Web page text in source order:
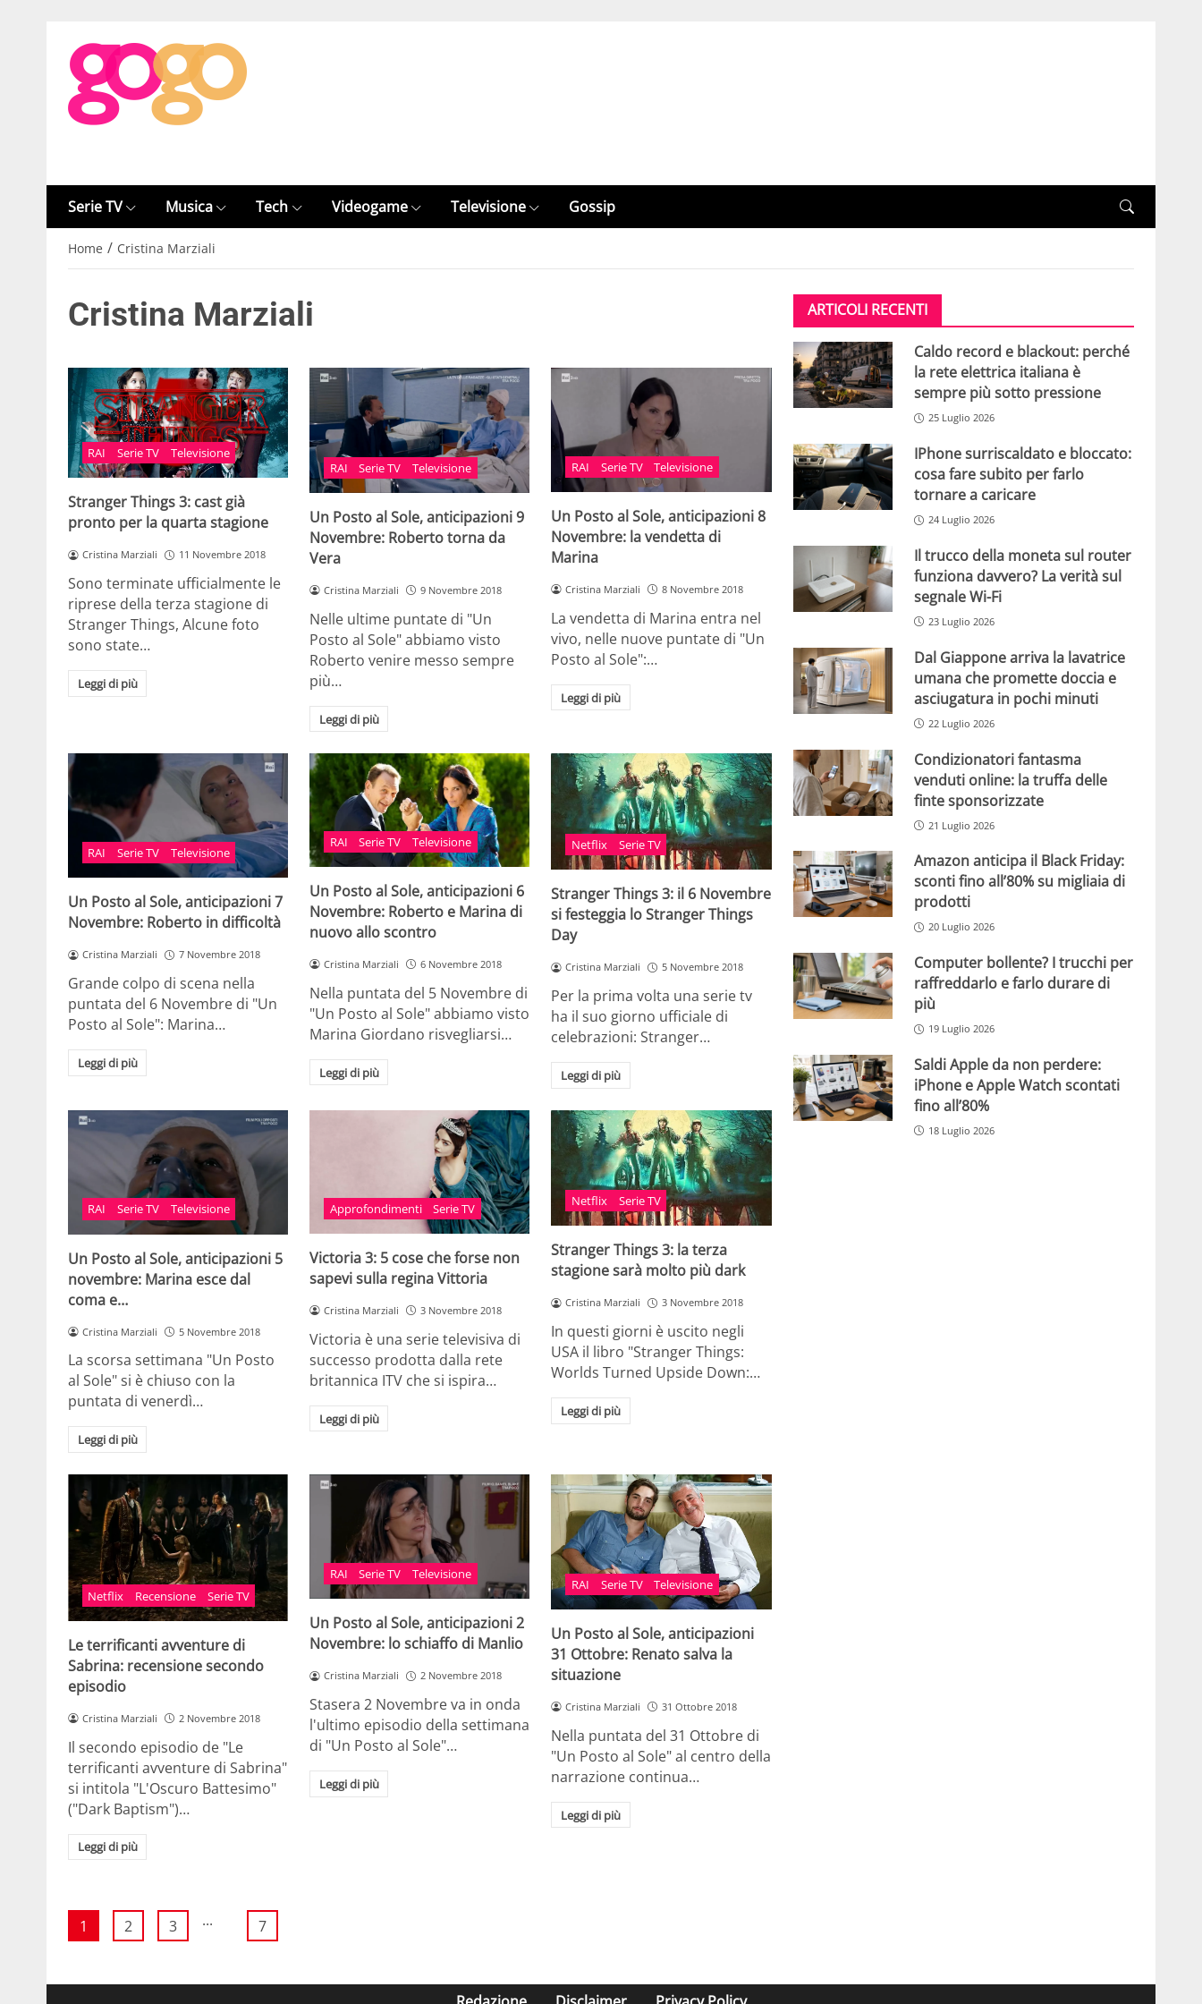
Serie TV Musica Tech Videogame Televisione Gossip
Home / Cristina Marziali
Cristina Marziali
RAI Serie TV Televisione
Stranger Things 3: cast già
pronto per la quarta stagione
Cristina Marziali 11 Novembre 2018
Sono terminate ufficialmente le
riprese della terza stagione di
Stranger Things, Alcune foto
sono state…
Leggi di più
RAI Serie TV Televisione
Un Posto al Sole, anticipazioni 9
Novembre: Roberto torna da
Vera
Cristina Marziali 9 Novembre 2018
Nelle ultime puntate di "Un
Posto al Sole" abbiamo visto
Roberto venire messo sempre
più…
Leggi di più
RAI Serie TV Televisione
Un Posto al Sole, anticipazioni 8
Novembre: la vendetta di
Marina
Cristina Marziali 8 Novembre 2018
La vendetta di Marina entra nel
vivo, nelle nuove puntate di "Un
Posto al Sole":…
Leggi di più
RAI Serie TV Televisione
Un Posto al Sole, anticipazioni 7
Novembre: Roberto in difficoltà
Cristina Marziali 7 Novembre 2018
Grande colpo di scena nella
puntata del 6 Novembre di "Un
Posto al Sole": Marina…
Leggi di più
RAI Serie TV Televisione
Un Posto al Sole, anticipazioni 6
Novembre: Roberto e Marina di
nuovo allo scontro
Cristina Marziali 6 Novembre 2018
Nella puntata del 5 Novembre di
"Un Posto al Sole" abbiamo visto
Marina Giordano risvegliarsi…
Leggi di più
Netflix Serie TV
Stranger Things 3: il 6 Novembre
si festeggia lo Stranger Things
Day
Cristina Marziali 5 Novembre 2018
Per la prima volta una serie tv
ha il suo giorno ufficiale di
celebrazioni: Stranger…
Leggi di più
RAI Serie TV Televisione
Un Posto al Sole, anticipazioni 5
novembre: Marina esce dal
coma e…
Cristina Marziali 5 Novembre 2018
La scorsa settimana "Un Posto
al Sole" si è chiuso con la
puntata di venerdì…
Leggi di più
Approfondimenti Serie TV
Victoria 3: 5 cose che forse non
sapevi sulla regina Vittoria
Cristina Marziali 3 Novembre 2018
Victoria è una serie televisiva di
successo prodotta dalla rete
britannica ITV che si ispira…
Leggi di più
Netflix Serie TV
Stranger Things 3: la terza
stagione sarà molto più dark
Cristina Marziali 3 Novembre 2018
In questi giorni è uscito negli
USA il libro "Stranger Things:
Worlds Turned Upside Down:…
Leggi di più
Netflix Recensione Serie TV
Le terrificanti avventure di
Sabrina: recensione secondo
episodio
Cristina Marziali 2 Novembre 2018
Il secondo episodio de "Le
terrificanti avventure di Sabrina"
si intitola "L'Oscuro Battesimo"
("Dark Baptism")…
Leggi di più
RAI Serie TV Televisione
Un Posto al Sole, anticipazioni 2
Novembre: lo schiaffo di Manlio
Cristina Marziali 2 Novembre 2018
Stasera 2 Novembre va in onda
l'ultimo episodio della settimana
di "Un Posto al Sole"…
Leggi di più
RAI Serie TV Televisione
Un Posto al Sole, anticipazioni
31 Ottobre: Renato salva la
situazione
Cristina Marziali 31 Ottobre 2018
Nella puntata del 31 Ottobre di
"Un Posto al Sole" al centro della
narrazione continua…
Leggi di più
1 2 3 ... 7
ARTICOLI RECENTI
Caldo record e blackout: perché
la rete elettrica italiana è
sempre più sotto pressione
25 Luglio 2026
IPhone surriscaldato e bloccato:
cosa fare subito per farlo
tornare a caricare
24 Luglio 2026
Il trucco della moneta sul router
funziona davvero? La verità sul
segnale Wi-Fi
23 Luglio 2026
Dal Giappone arriva la lavatrice
umana che promette doccia e
asciugatura in pochi minuti
22 Luglio 2026
Condizionatori fantasma
venduti online: la truffa delle
finte sponsorizzate
21 Luglio 2026
Amazon anticipa il Black Friday:
sconti fino all’80% su migliaia di
prodotti
20 Luglio 2026
Computer bollente? I trucchi per
raffreddarlo e farlo durare di
più
19 Luglio 2026
Saldi Apple da non perdere:
iPhone e Apple Watch scontati
fino all’80%
18 Luglio 2026